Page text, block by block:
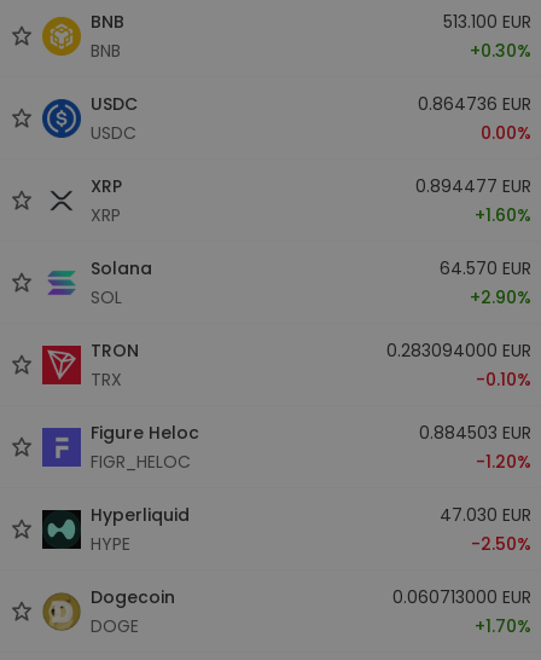
BNB
BNB
513.100 EUR
+0.30%
USDC
USDC
0.864736 EUR
0.00%
XRP
XRP
0.894477 EUR
+1.60%
Solana
SOL
64.570 EUR
+2.90%
TRON
TRX
0.283094000 EUR
-0.10%
Figure Heloc
FIGR_HELOC
0.884503 EUR
-1.20%
Hyperliquid
HYPE
47.030 EUR
-2.50%
Dogecoin
DOGE
0.060713000 EUR
+1.70%